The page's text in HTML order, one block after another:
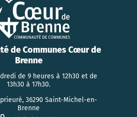
de Communes Cœur de
Brenne
de 9 heures à 12h30 et de
13h30 à 17h30.
36290 Saint-Michel-en-
Brenne